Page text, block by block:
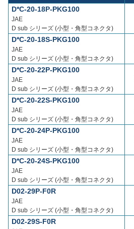
D*C-20-18P-PKG100
JAE
D sub シリーズ (小型・角型コネクタ)
D*C-20-18S-PKG100
JAE
D sub シリーズ (小型・角型コネクタ)
D*C-20-22P-PKG100
JAE
D sub シリーズ (小型・角型コネクタ)
D*C-20-22S-PKG100
JAE
D sub シリーズ (小型・角型コネクタ)
D*C-20-24P-PKG100
JAE
D sub シリーズ (小型・角型コネクタ)
D*C-20-24S-PKG100
JAE
D sub シリーズ (小型・角型コネクタ)
D02-29P-F0R
JAE
D sub シリーズ (小型・角型コネクタ)
D02-29S-F0R